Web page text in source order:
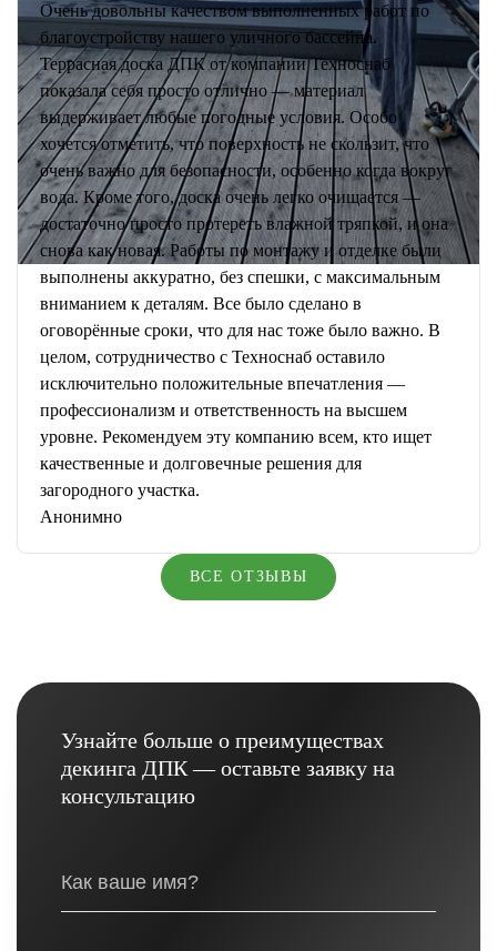
Очень довольны качеством выполненных работ по
благоустройству нашего уличного бассейна.
Террасная доска ДПК от компании Техноснаб
показала себя просто отлично — материал
выдерживает любые погодные условия. Особо
хочется отметить, что поверхность не скользит, что
очень важно для безопасности, особенно когда вокруг
вода. Кроме того, доска очень легко очищается —
достаточно просто протереть влажной тряпкой, и она
снова как новая. Работы по монтажу и отделке были
выполнены аккуратно, без спешки, с максимальным
вниманием к деталям. Все было сделано в
оговорённые сроки, что для нас тоже было важно. В
целом, сотрудничество с Техноснаб оставило
исключительно положительные впечатления —
профессионализм и ответственность на высшем
уровне. Рекомендуем эту компанию всем, кто ищет
качественные и долговечные решения для
загородного участка.
Анонимно
ВСЕ ОТЗЫВЫ
Узнайте больше о преимуществах
декинга ДПК — оставьте заявку на
консультацию